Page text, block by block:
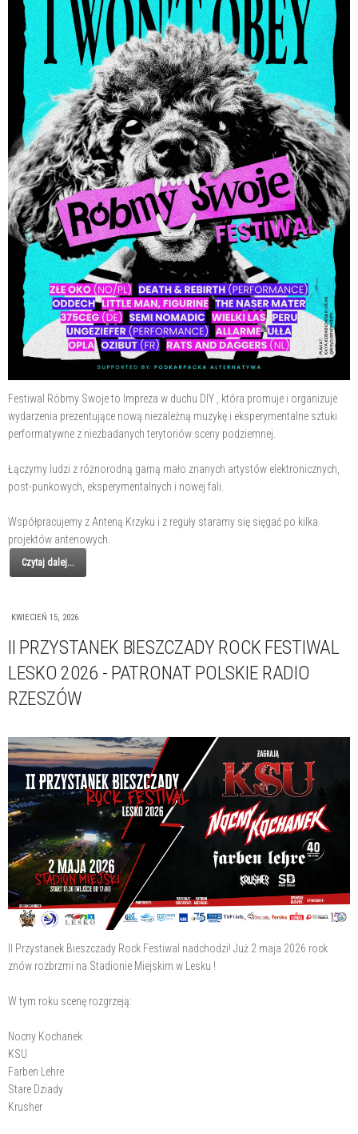
Festiwal Róbmy Swoje to Impreza w duchu DIY , która promuje i organizuje
wydarzenia prezentujące nową niezależną muzykę i eksperymentalne sztuki
performatywne z niezbadanych terytoriów sceny podziemnej.
Łączymy ludzi z różnorodną gamą mało znanych artystów elektronicznych,
post-punkowych, eksperymentalnych i nowej fali.
Współpracujemy z Anteną Krzyku i z reguły staramy się sięgać po kilka
projektów antenowych.
Czytaj dalej...
KWIECIEŃ 15, 2026
II PRZYSTANEK BIESZCZADY ROCK FESTIWAL
LESKO 2026 - PATRONAT POLSKIE RADIO
RZESZÓW
II Przystanek Bieszczady Rock Festiwal nadchodzi! Już 2 maja 2026 rock
znów rozbrzmi na Stadionie Miejskim w Lesku !
W tym roku scenę rozgrzeją:
Nocny Kochanek
KSU
Farben Lehre
Stare Dziady
Krusher